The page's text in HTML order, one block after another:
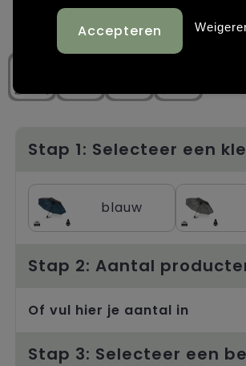
Rugzakken
Schoudertassen
Trolleys
Schoenen bedrukken
Stap 1: Selecteer een
blauw
Stap 2: Aantal
Of vul hier je aantal in
Stap 3: Selecteer een